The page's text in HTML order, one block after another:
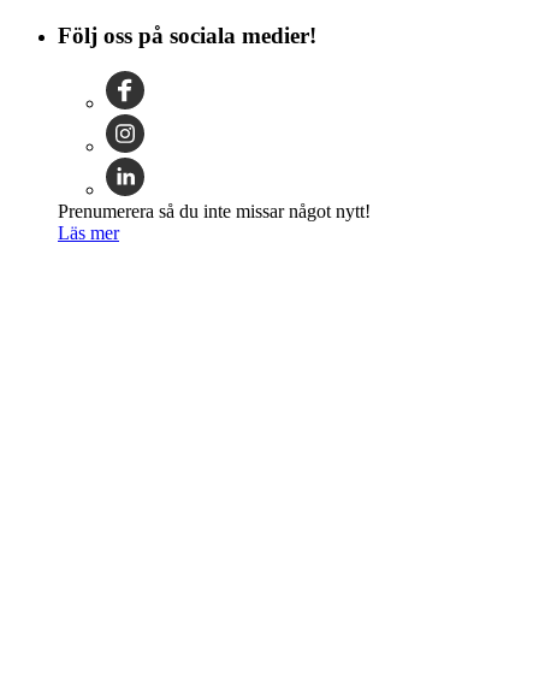
Följ oss på sociala medier!
Prenumerera så du inte missar något nytt!
Läs mer